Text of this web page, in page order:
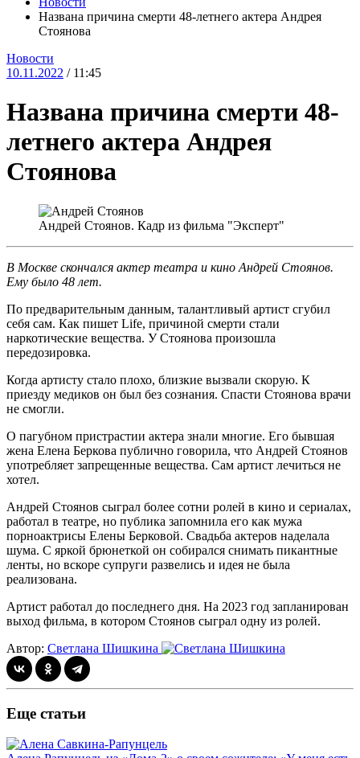
Названа причина смерти 48-летнего актера Андрея
Стоянова
Новости
10.11.2022 / 11:45
Названа причина смерти 48-
летнего актера Андрея
Стоянова
Андрей Стоянов. Кадр из фильма "Эксперт"
В Москве скончался актер театра и кино Андрей Стоянов.
Ему было 48 лет.
По предварительным данным, талантливый артист сгубил
себя сам. Как пишет Life, причиной смерти стали
наркотические вещества. У Стоянова произошла
передозировка.
Когда артисту стало плохо, близкие вызвали скорую. К
приезду медиков он был без сознания. Спасти Стоянова врачи
не смогли.
О пагубном пристрастии актера знали многие. Его бывшая
жена Елена Беркова публично говорила, что Андрей Стоянов
употребляет запрещенные вещества. Сам артист лечиться не
хотел.
Андрей Стоянов сыграл более сотни ролей в кино и сериалах,
работал в театре, но публика запомнила его как мужа
порноактрисы Елены Берковой. Свадьба актеров наделала
шума. С яркой брюнеткой он собирался снимать пикантные
ленты, но вскоре супруги развелись и идея не была
реализована.
Артист работал до последнего дня. На 2023 год запланирован
выход фильма, в котором Стоянов сыграл одну из ролей.
Автор: Светлана Шишкина
Еще статьи